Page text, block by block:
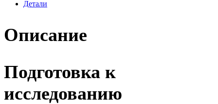
Детали
Описание
Подготовка к
исследованию